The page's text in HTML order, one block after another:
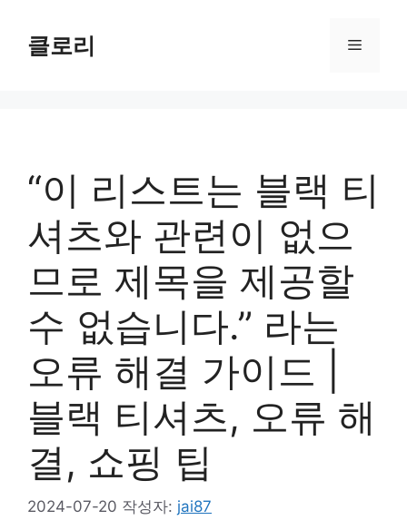
클로리 메
“이 리스트는 블랙 티
셔츠와 관련이 없으
므로 제목을 제공할
수 없습니다.” 라는
오류 해결 가이드 |
블랙 티셔츠, 오류 해
결, 쇼핑 팁
2024-07-20 작성자: jai87